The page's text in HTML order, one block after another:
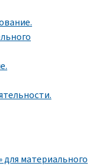
для материального